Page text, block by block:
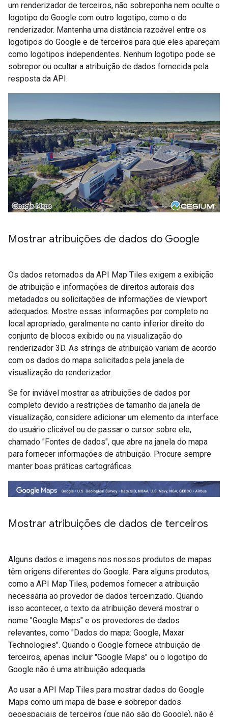
um renderizador de terceiros, não sobreponha nem oculte o
logotipo do Google com outro logotipo, como o do
renderizador. Mantenha uma distância razoável entre os
logotipos do Google e de terceiros para que eles apareçam
como logotipos independentes. Nenhum logotipo pode se
sobrepor ou ocultar a atribuição de dados fornecida pela
resposta da API.
Mostrar atribuições de dados do Google
Os dados retornados da API Map Tiles exigem a exibição
de atribuição e informações de direitos autorais dos
metadados ou solicitações de informações de viewport
adequados. Mostre essas informações por completo no
local apropriado, geralmente no canto inferior direito do
conjunto de blocos exibido ou na visualização do
renderizador 3D. As strings de atribuição variam de acordo
com os dados do mapa solicitados pela janela de
visualização do renderizador.
Se for inviável mostrar as atribuições de dados por
completo devido a restrições de tamanho da janela de
visualização, considere adicionar um elemento da interface
do usuário clicável ou de passar o cursor sobre ele,
chamado "Fontes de dados", que abre na janela do mapa
para fornecer informações de atribuição. Procure sempre
manter boas práticas cartográficas.
Mostrar atribuições de dados de terceiros
Alguns dados e imagens nos nossos produtos de mapas
têm origens diferentes do Google. Para alguns produtos,
como a API Map Tiles, podemos fornecer a atribuição
necessária ao provedor de dados terceirizado. Quando
isso acontecer, o texto da atribuição deverá mostrar o
nome "Google Maps" e os provedores de dados
relevantes, como "Dados do mapa: Google, Maxar
Technologies". Quando o Google fornece atribuição de
terceiros, apenas incluir "Google Maps" ou o logotipo do
Google não é uma atribuição adequada.
Ao usar a API Map Tiles para mostrar dados do Google
Maps como um mapa de base e sobrepor dados
geoespaciais de terceiros (que não são do Google), não é